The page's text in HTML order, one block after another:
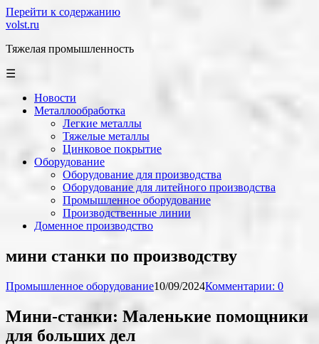
Перейти к содержанию
volst.ru
Тяжелая промышленность
☰
Новости
Металлообработка
Легкие металлы
Тяжелые металлы
Цинковое покрытие
Оборудование
Оборудование для производства
Оборудование для литейного производства
Промышленное оборудование
Производственные линии
Доменное производство
мини станки по производству
Промышленное оборудование10/09/2024Комментарии: 0
Мини-станки: Маленькие помощники
для больших дел